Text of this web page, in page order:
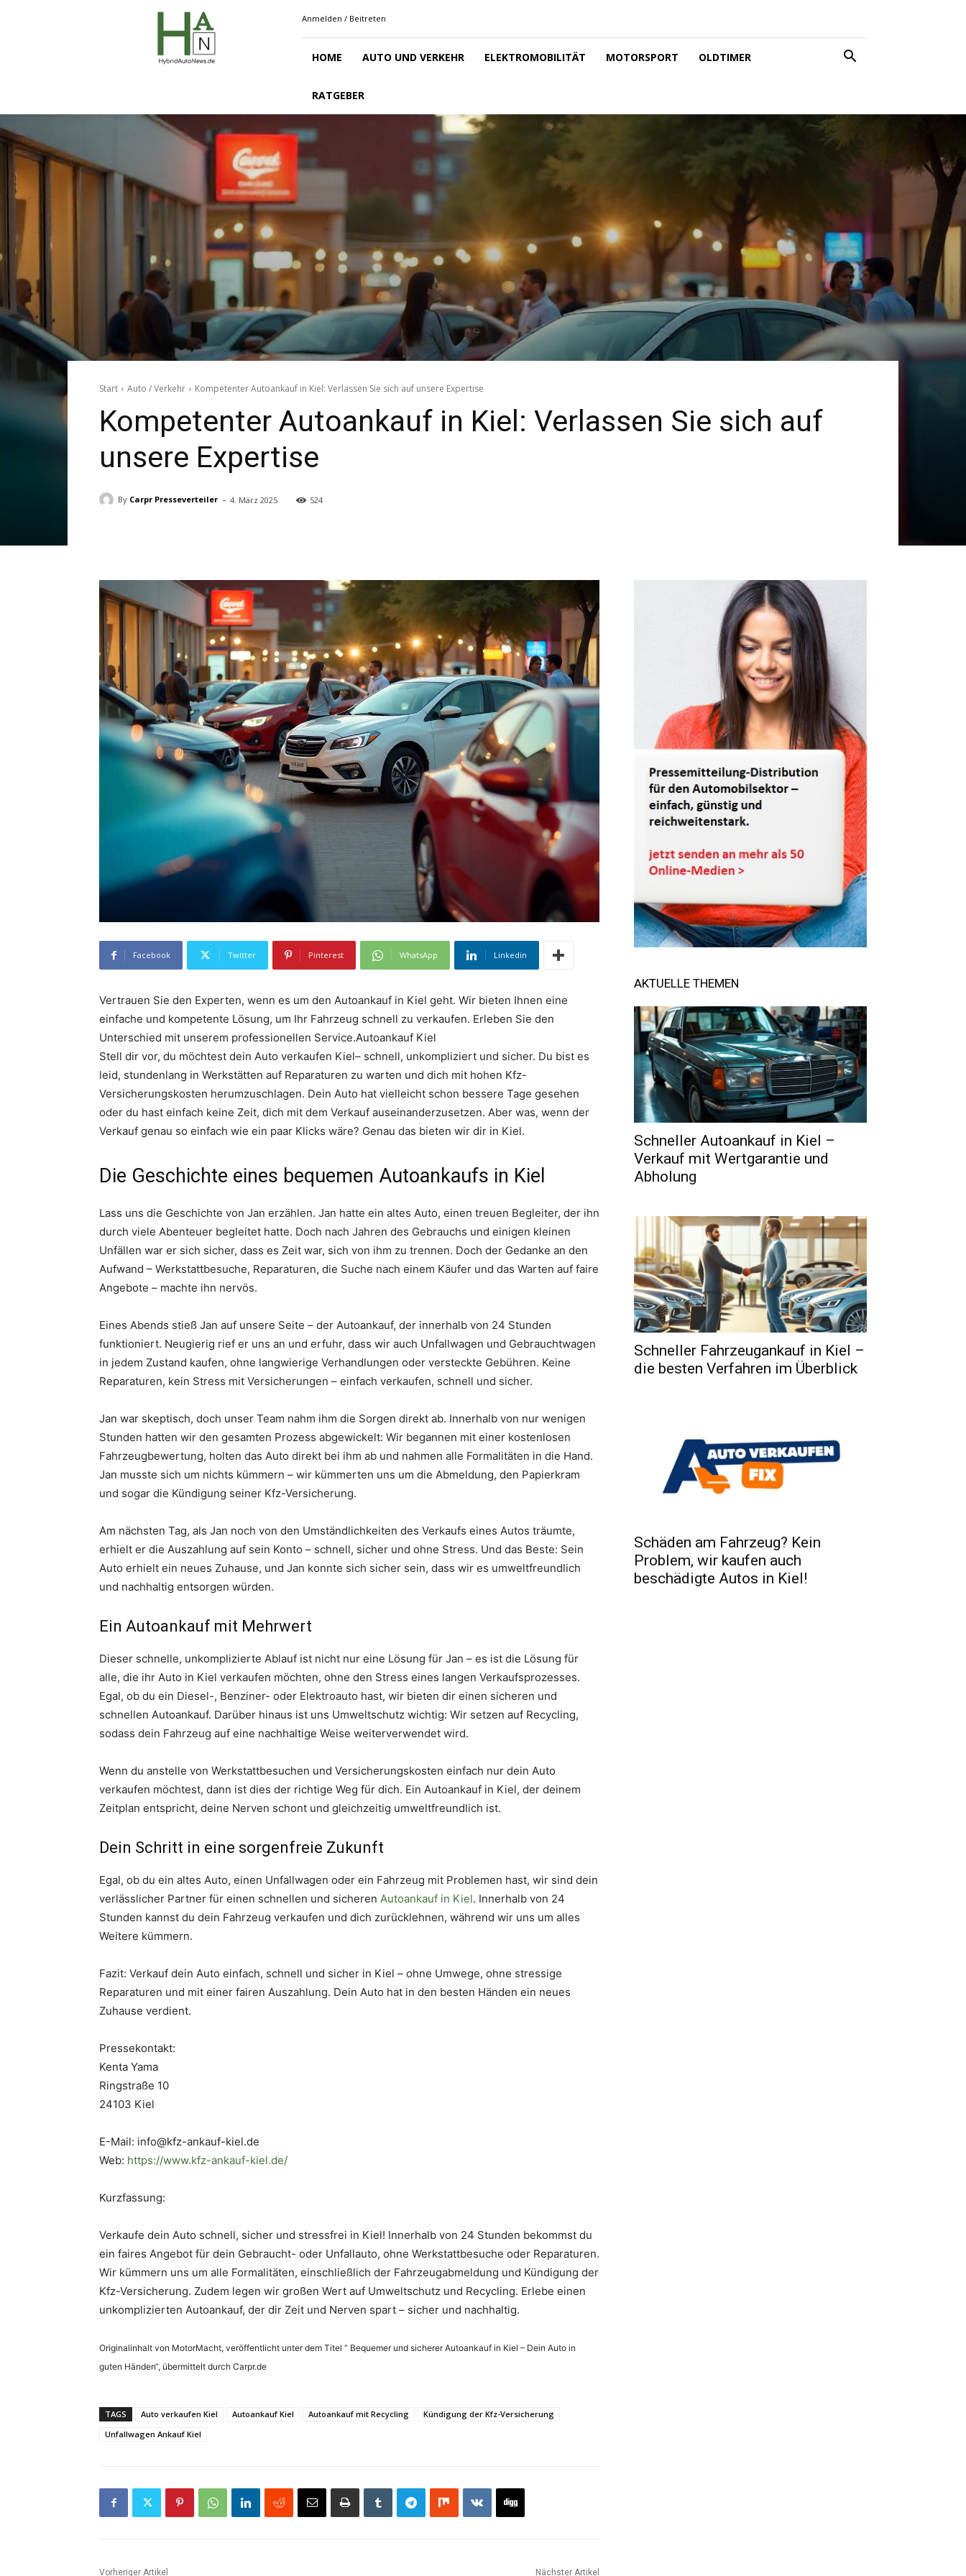
Hybridautonews.de
Anmelden / Beitreten
HOME AUTO UND VERKEHR ELEKTROMOBILITÄT MOTORSPORT OLDTIMER
RATGEBER
Start Auto / Verkehr Kompetenter Autoankauf in Kiel: Verlassen Sie sich auf unsere Expertise
Kompetenter Autoankauf in Kiel: Verlassen Sie sich auf
unsere Expertise
By Carpr Presseverteiler - 4. März 2025 524
Facebook Twitter Pinterest WhatsApp Linkedin
Vertrauen Sie den Experten, wenn es um den Autoankauf in Kiel geht. Wir bieten Ihnen eine
einfache und kompetente Lösung, um Ihr Fahrzeug schnell zu verkaufen. Erleben Sie den
Unterschied mit unserem professionellen Service.Autoankauf Kiel
Stell dir vor, du möchtest dein Auto verkaufen Kiel– schnell, unkompliziert und sicher. Du bist es
leid, stundenlang in Werkstätten auf Reparaturen zu warten und dich mit hohen Kfz-
Versicherungskosten herumzuschlagen. Dein Auto hat vielleicht schon bessere Tage gesehen
oder du hast einfach keine Zeit, dich mit dem Verkauf auseinanderzusetzen. Aber was, wenn der
Verkauf genau so einfach wie ein paar Klicks wäre? Genau das bieten wir dir in Kiel.
Die Geschichte eines bequemen Autoankaufs in Kiel
Lass uns die Geschichte von Jan erzählen. Jan hatte ein altes Auto, einen treuen Begleiter, der ihn
durch viele Abenteuer begleitet hatte. Doch nach Jahren des Gebrauchs und einigen kleinen
Unfällen war er sich sicher, dass es Zeit war, sich von ihm zu trennen. Doch der Gedanke an den
Aufwand – Werkstattbesuche, Reparaturen, die Suche nach einem Käufer und das Warten auf faire
Angebote – machte ihn nervös.
Eines Abends stieß Jan auf unsere Seite – der Autoankauf, der innerhalb von 24 Stunden
funktioniert. Neugierig rief er uns an und erfuhr, dass wir auch Unfallwagen und Gebrauchtwagen
in jedem Zustand kaufen, ohne langwierige Verhandlungen oder versteckte Gebühren. Keine
Reparaturen, kein Stress mit Versicherungen – einfach verkaufen, schnell und sicher.
Jan war skeptisch, doch unser Team nahm ihm die Sorgen direkt ab. Innerhalb von nur wenigen
Stunden hatten wir den gesamten Prozess abgewickelt: Wir begannen mit einer kostenlosen
Fahrzeugbewertung, holten das Auto direkt bei ihm ab und nahmen alle Formalitäten in die Hand.
Jan musste sich um nichts kümmern – wir kümmerten uns um die Abmeldung, den Papierkram
und sogar die Kündigung seiner Kfz-Versicherung.
Am nächsten Tag, als Jan noch von den Umständlichkeiten des Verkaufs eines Autos träumte,
erhielt er die Auszahlung auf sein Konto – schnell, sicher und ohne Stress. Und das Beste: Sein
Auto erhielt ein neues Zuhause, und Jan konnte sich sicher sein, dass wir es umweltfreundlich
und nachhaltig entsorgen würden.
Ein Autoankauf mit Mehrwert
Dieser schnelle, unkomplizierte Ablauf ist nicht nur eine Lösung für Jan – es ist die Lösung für
alle, die ihr Auto in Kiel verkaufen möchten, ohne den Stress eines langen Verkaufsprozesses.
Egal, ob du ein Diesel-, Benziner- oder Elektroauto hast, wir bieten dir einen sicheren und
schnellen Autoankauf. Darüber hinaus ist uns Umweltschutz wichtig: Wir setzen auf Recycling,
sodass dein Fahrzeug auf eine nachhaltige Weise weiterverwendet wird.
Wenn du anstelle von Werkstattbesuchen und Versicherungskosten einfach nur dein Auto
verkaufen möchtest, dann ist dies der richtige Weg für dich. Ein Autoankauf in Kiel, der deinem
Zeitplan entspricht, deine Nerven schont und gleichzeitig umweltfreundlich ist.
Dein Schritt in eine sorgenfreie Zukunft
Egal, ob du ein altes Auto, einen Unfallwagen oder ein Fahrzeug mit Problemen hast, wir sind dein
verlässlicher Partner für einen schnellen und sicheren Autoankauf in Kiel. Innerhalb von 24
Stunden kannst du dein Fahrzeug verkaufen und dich zurücklehnen, während wir uns um alles
Weitere kümmern.
Fazit: Verkauf dein Auto einfach, schnell und sicher in Kiel – ohne Umwege, ohne stressige
Reparaturen und mit einer fairen Auszahlung. Dein Auto hat in den besten Händen ein neues
Zuhause verdient.
Pressekontakt:
Kenta Yama
Ringstraße 10
24103 Kiel
E-Mail: info@kfz-ankauf-kiel.de
Web: https://www.kfz-ankauf-kiel.de/
Kurzfassung:
Verkaufe dein Auto schnell, sicher und stressfrei in Kiel! Innerhalb von 24 Stunden bekommst du
ein faires Angebot für dein Gebraucht- oder Unfallauto, ohne Werkstattbesuche oder Reparaturen.
Wir kümmern uns um alle Formalitäten, einschließlich der Fahrzeugabmeldung und Kündigung der
Kfz-Versicherung. Zudem legen wir großen Wert auf Umweltschutz und Recycling. Erlebe einen
unkomplizierten Autoankauf, der dir Zeit und Nerven spart – sicher und nachhaltig.
Originalinhalt von MotorMacht, veröffentlicht unter dem Titel “ Bequemer und sicherer Autoankauf in Kiel – Dein Auto in
guten Händen“, übermittelt durch Carpr.de
TAGS Auto verkaufen Kiel Autoankauf Kiel Autoankauf mit Recycling
Kündigung der Kfz-Versicherung
Unfallwagen Ankauf Kiel
Vorheriger Artikel Nächster Artikel
AKTUELLE THEMEN
Schneller Autoankauf in Kiel –
Verkauf mit Wertgarantie und
Abholung
Schneller Fahrzeugankauf in Kiel –
die besten Verfahren im Überblick
Schäden am Fahrzeug? Kein
Problem, wir kaufen auch
beschädigte Autos in Kiel!